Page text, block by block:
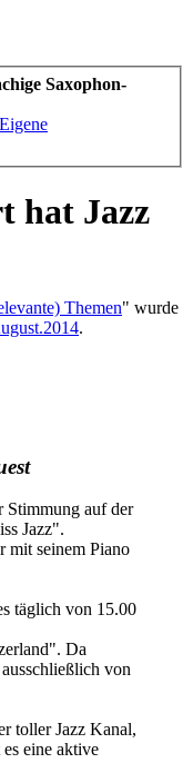
Saxophon-
Eigene
hat Jazz
Themen" wurde
.
Stimmung auf der
Jazz".
mit seinem Piano
täglich von 15.00
Da
von
toller Jazz Kanal,
eine aktive